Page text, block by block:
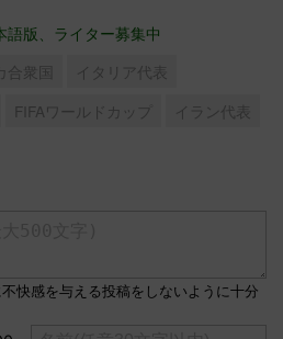
版、ライター募集中
合衆国
イタリア代表
FIFAワールドカップ
イラン代表